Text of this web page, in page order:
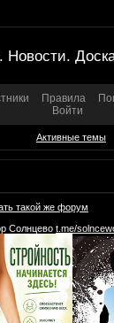
Новости.
Правила
Войти
Активные темы
такой же форум
Солнцево t.me/